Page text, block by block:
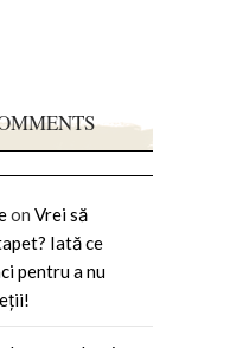
incidente din
Aceasta este
on Vrei să
Iată ce
pentru a nu